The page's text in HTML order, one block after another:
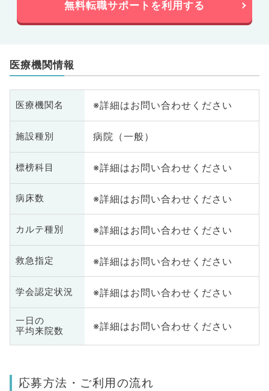
無料転職サポートを利用する
医療機関情報
医療機関名 ※詳細はお問い合わせください
施設種別 病院（一般）
標榜科目 ※詳細はお問い合わせください
病床数 ※詳細はお問い合わせください
カルテ種別 ※詳細はお問い合わせください
救急指定 ※詳細はお問い合わせください
学会認定状況 ※詳細はお問い合わせください
一日の
平均来院数
※詳細はお問い合わせください
応募方法・ご利用の流れ